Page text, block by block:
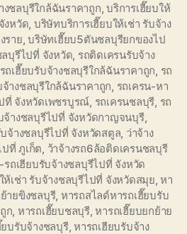
งชลบุรีใกล้ฉันราคาถูก ,บริการเฮี๊ยบให้
งหวัด บริษัทบริการเฮี๊ยบให้เช่า รับจ้าง
ราย ,บริษัทเฮี๊ยบ5ตันชลบุรียกของไป
บุรีไปที่ จังหวัด รถติดเครนรับจ้าง
ถเฮี๊ยบรับจ้างชลบุรีใกล้ฉันราคาถูก รถ
จ้างชลบุรีใกล้ฉันราคาถูก รถเครน-หา
ที่ จังหวัดเพชรบูรณ์ รถเครนชลบุรี รถ
จ้างชลบุรีไปที่ จังหวัดกาญจนบุรี,
จ้างชลบุรีไปที่ จังหวัดสตูล ว่าจ้าง
ที่ ภูเก็ต ว้าจ้างรถ6ล้อติดเครนชลบุรี
รถเฮียบรับจ้างชลบุรีไปที่ จังหวัด
ห้เช่า รับจ้างชลบุรีไปที่ จังหวัดสมุย ,หา
ายขิงชลบุรี, หารถสไลด์หารถเฮี๊ยบรับ
ก หารถเฮี๊ยบชลบุรี,หารถเฮี๊ยบยกย้าย
ยบรับจ้างชลบุรี,หารถเฮียบรับจ้าง